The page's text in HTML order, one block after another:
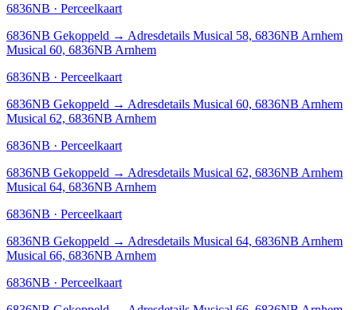
6836NB · Perceelkaart
6836NB Gekoppeld → Adresdetails Musical 58, 6836NB Arnhem
Musical 60, 6836NB Arnhem
6836NB · Perceelkaart
6836NB Gekoppeld → Adresdetails Musical 60, 6836NB Arnhem
Musical 62, 6836NB Arnhem
6836NB · Perceelkaart
6836NB Gekoppeld → Adresdetails Musical 62, 6836NB Arnhem
Musical 64, 6836NB Arnhem
6836NB · Perceelkaart
6836NB Gekoppeld → Adresdetails Musical 64, 6836NB Arnhem
Musical 66, 6836NB Arnhem
6836NB · Perceelkaart